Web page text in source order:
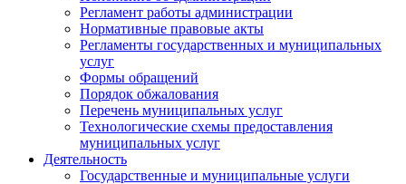
Регламент работы администрации
Нормативные правовые акты
Регламенты государственных и муниципальных
услуг
Формы обращений
Порядок обжалования
Перечень муниципальных услуг
Технологические схемы предоставления
муниципальных услуг
Деятельность
Государственные и муниципальные услуги